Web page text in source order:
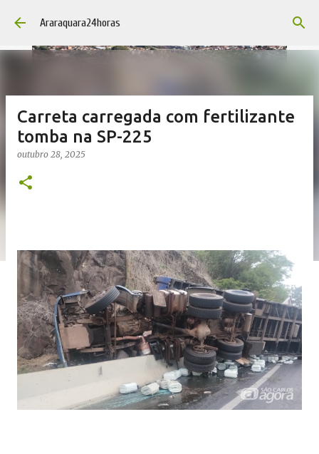
Pular para o conteúdo principal
Araraquara24horas
Carreta carregada com fertilizante
tomba na SP-225
outubro 28, 2025